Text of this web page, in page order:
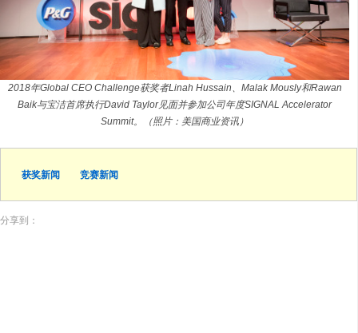
2018年Global CEO Challenge获奖者Linah Hussain、Malak Mously和Rawan
Baik与宝洁首席执行David Taylor见面并参加公司年度SIGNAL Accelerator
Summit。（照片：美国商业资讯）
获奖新闻 竞赛新闻
分享到：